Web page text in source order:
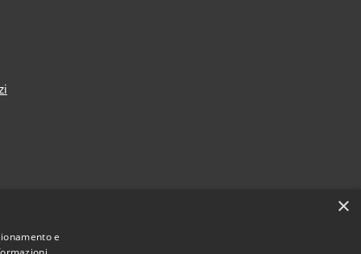
×
e